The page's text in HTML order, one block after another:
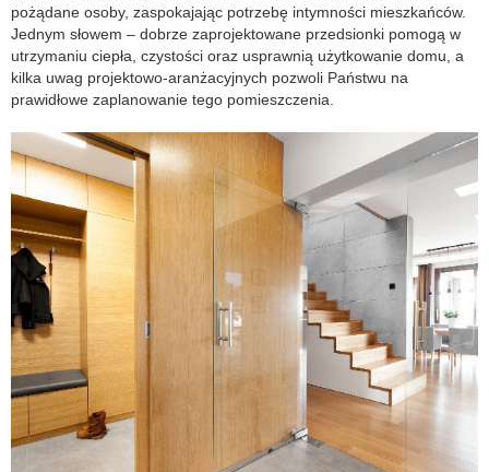
pożądane osoby, zaspokajając potrzebę intymności mieszkańców.
Jednym słowem – dobrze zaprojektowane przedsionki pomogą w
utrzymaniu ciepła, czystości oraz usprawnią użytkowanie domu, a
kilka uwag projektowo-aranżacyjnych pozwoli Państwu na
prawidłowe zaplanowanie tego pomieszczenia.